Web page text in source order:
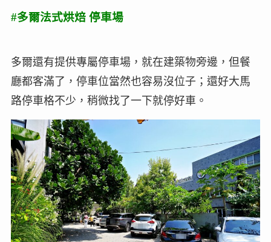
#多爾法式烘焙 停車場
多爾還有提供專屬停車場，就在建築物旁邊，但餐
廳都客滿了，停車位當然也容易沒位子；還好大馬
路停車格不少，稍微找了一下就停好車。